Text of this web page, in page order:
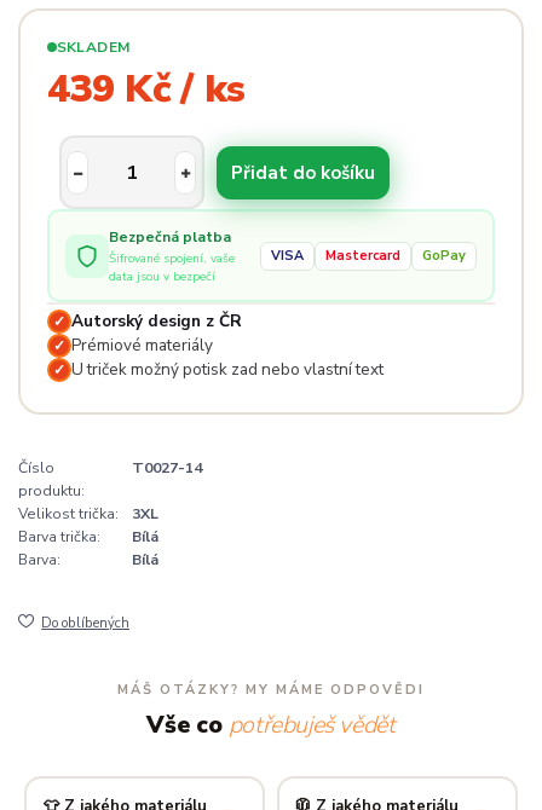
SKLADEM
439 Kč / ks
Přidat do košíku
Bezpečná platba
Šifrované spojení, vaše
data jsou v bezpečí
VISA Mastercard GoPay
✓ Autorský design z ČR
✓ Prémiové materiály
✓ U triček možný potisk zad nebo vlastní text
Číslo
produktu:
T0027-14
Velikost trička:
3XL
Barva trička:
Bílá
Barva:
Bílá
Do oblíbených
MÁŠ OTÁZKY? MY MÁME ODPOVĚDI
Vše co potřebuješ vědět